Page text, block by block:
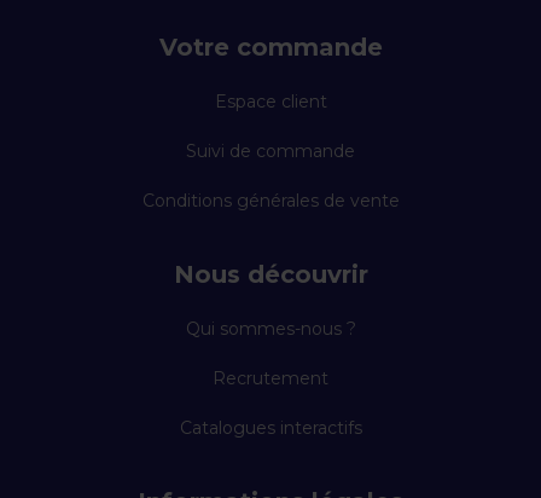
Votre commande
Espace client
Suivi de commande
Conditions générales de vente
Nous découvrir
Qui sommes-nous ?
Recrutement
Catalogues interactifs